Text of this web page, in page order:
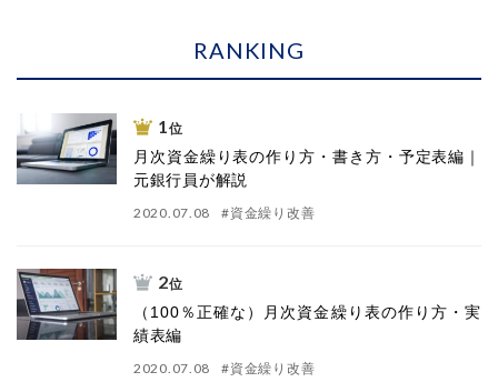
RANKING
1 位
月次資金繰り表の作り方・書き方・予定表編｜
元銀行員が解説
2020.07.08 #資金繰り改善
2位
（100％正確な）月次資金繰り表の作り方・実
績表編
2020.07.08 #資金繰り改善